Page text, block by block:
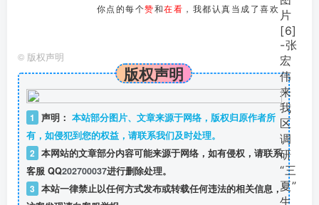
你点的每个赞和在看 ，我都认真当成了喜欢
© 版权声明
版权声明
1 声明： 本站部分图片、文章来源于网络，版权归原作者所
有，如侵犯到您的权益，请联系我们及时处理。
2 本网站的文章部分内容可能来源于网络，如有侵权，请联系
客服 QQ202700037进行删除处理。
3 本站一律禁止以任何方式发布或转载任何违法的相关信息，